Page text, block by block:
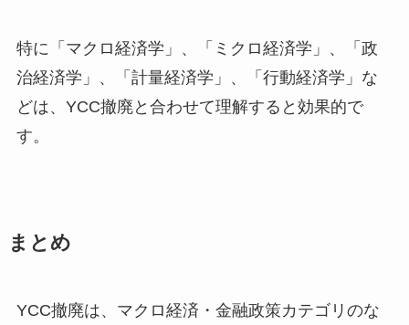
特に「マクロ経済学」、「ミクロ経済学」、「政
治経済学」、「計量経済学」、「行動経済学」な
どは、YCC撤廃と合わせて理解すると効果的で
す。
まとめ
YCC撤廃は、マクロ経済・金融政策カテゴリのな